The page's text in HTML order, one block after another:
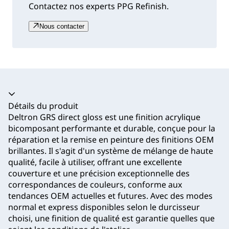
Contactez nos experts PPG Refinish.
Nous contacter
Accordéon fermé
Détails du produit
Deltron GRS direct gloss est une finition acrylique
bicomposant performante et durable, conçue pour la
réparation et la remise en peinture des finitions OEM
brillantes. Il s'agit d'un système de mélange de haute
qualité, facile à utiliser, offrant une excellente
couverture et une précision exceptionnelle des
correspondances de couleurs, conforme aux
tendances OEM actuelles et futures. Avec des modes
normal et express disponibles selon le durcisseur
choisi, une finition de qualité est garantie quelles que